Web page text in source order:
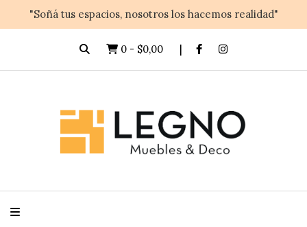
"Soñá tus espacios, nosotros los hacemos realidad"
0 - $0,00